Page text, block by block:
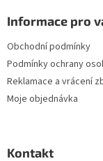
Informace pro
Obchodní podmínky
Podmínky ochrany
Reklamace a vrácení
Moje objednávka
Kontakt